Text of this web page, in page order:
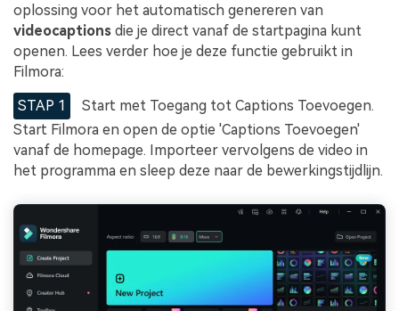
oplossing voor het automatisch genereren van
videocaptions die je direct vanaf de startpagina kunt
openen. Lees verder hoe je deze functie gebruikt in
Filmora:
STAP 1
Start met Toegang tot Captions Toevoegen.
Start Filmora en open de optie 'Captions Toevoegen'
vanaf de homepage. Importeer vervolgens de video in
het programma en sleep deze naar de bewerkingstijdlijn.